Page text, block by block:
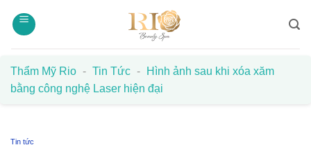
qua
Thẩm Mỹ Rio - Tin Tức -
Hình ảnh sau khi xóa xăm
bằng công nghệ Laser hiện đại
Tin tức